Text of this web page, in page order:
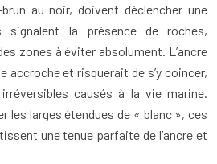
au noir, doivent déclencher une
signalent la présence de roches,
zones à éviter absolument. L’ancre
accroche et risquerait de s’y coincer,
causés à la vie marine.
les larges étendues de « blanc », ces
une tenue parfaite de l’ancre et